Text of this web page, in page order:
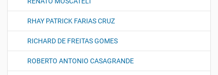
RHAY PATRICK FARIAS CRUZ
RICHARD DE FREITAS GOMES
ROBERTO ANTONIO CASAGRANDE